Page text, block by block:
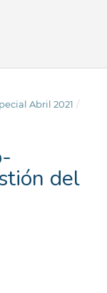
Abril 2021 /
del